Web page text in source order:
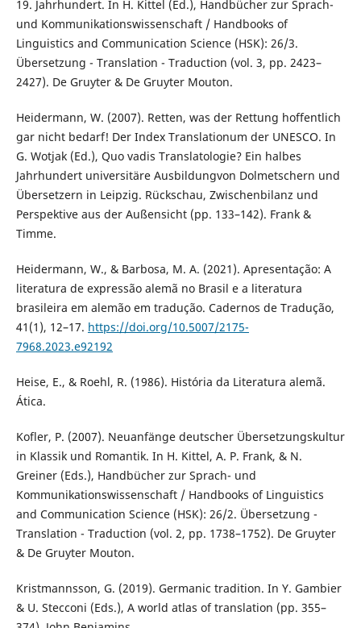
19. Jahrhundert. In H. Kittel (Ed.), Handbücher zur Sprach-
und Kommunikationswissenschaft / Handbooks of
Linguistics and Communication Science (HSK): 26/3.
Übersetzung - Translation - Traduction (vol. 3, pp. 2423–
2427). De Gruyter & De Gruyter Mouton.
Heidermann, W. (2007). Retten, was der Rettung hoffentlich
gar nicht bedarf! Der Index Translationum der UNESCO. In
G. Wotjak (Ed.), Quo vadis Translatologie? Ein halbes
Jahrhundert universitäre Ausbildungvon Dolmetschern und
Übersetzern in Leipzig. Rückschau, Zwischenbilanz und
Perspektive aus der Außensicht (pp. 133–142). Frank &
Timme.
Heidermann, W., & Barbosa, M. A. (2021). Apresentação: A
literatura de expressão alemã no Brasil e a literatura
brasileira em alemão em tradução. Cadernos de Tradução,
41(1), 12–17. https://doi.org/10.5007/2175-
7968.2023.e92192
Heise, E., & Roehl, R. (1986). História da Literatura alemã.
Ática.
Kofler, P. (2007). Neuanfänge deutscher Übersetzungskultur
in Klassik und Romantik. In H. Kittel, A. P. Frank, & N.
Greiner (Eds.), Handbücher zur Sprach- und
Kommunikationswissenschaft / Handbooks of Linguistics
and Communication Science (HSK): 26/2. Übersetzung -
Translation - Traduction (vol. 2, pp. 1738–1752). De Gruyter
& De Gruyter Mouton.
Kristmannsson, G. (2019). Germanic tradition. In Y. Gambier
& U. Stecconi (Eds.), A world atlas of translation (pp. 355–